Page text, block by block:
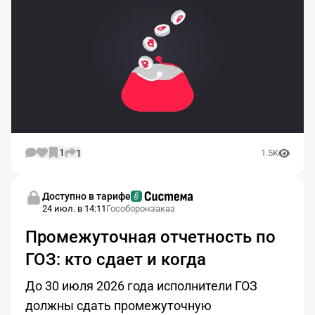
1 1 1.5K
Доступно в тарифе
24 июл. в 14:11 Гособоронзаказ
Промежуточная отчетность по
ГОЗ: кто сдает и когда
До 30 июля 2026 года исполнители ГОЗ
должны сдать промежуточную